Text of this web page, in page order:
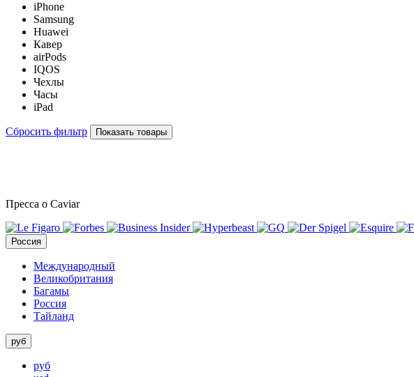
iPhone
Samsung
Huawei
Кавер
airPods
IQOS
Чехлы
Часы
iPad
Сбросить фильтр Показать товары
Пресса о Caviar
Россия
Международный
Великобритания
Багамы
Россия
Тайланд
руб
руб